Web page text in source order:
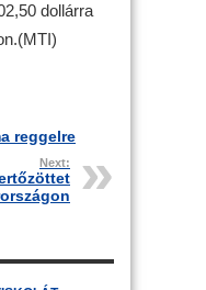
dollárra
reggelre
Next: